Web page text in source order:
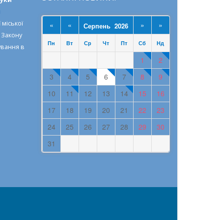
Закону
в
« « Серпень 2026 » »
Пн Вт Ср Чт Пт Сб Нд
1
2
3
4 5 6 7 8
9
10
11 12 13 14 15
16
17
18 19 20 21 22
23
24
25 26 27 28 29
30
31